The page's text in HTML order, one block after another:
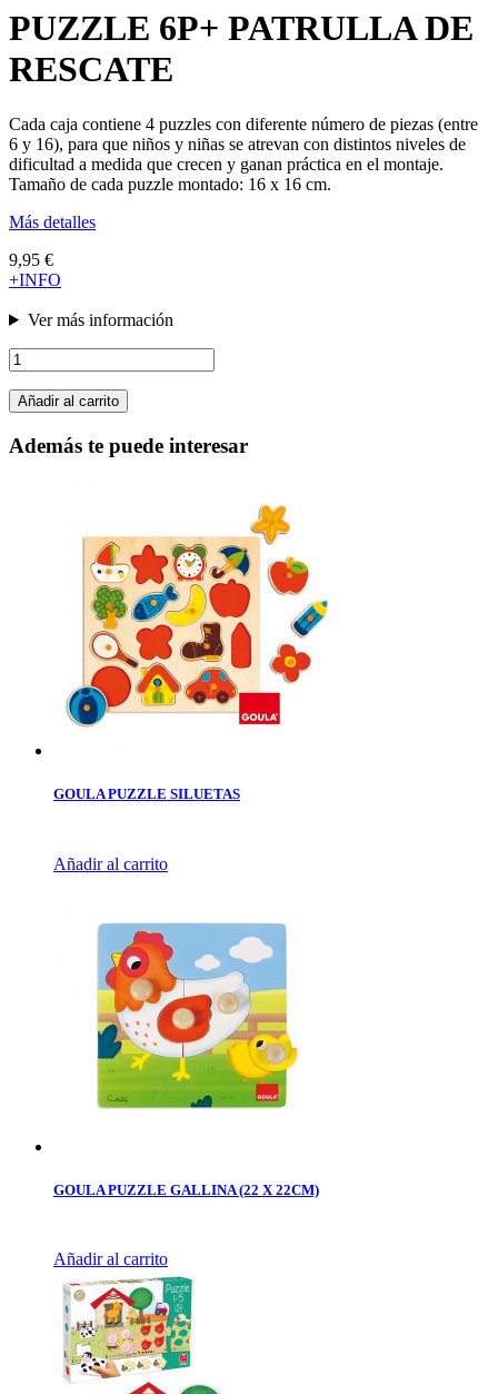
PUZZLE 6P+ PATRULLA DE
RESCATE
Cada caja contiene 4 puzzles con diferente número de piezas (entre
6 y 16), para que niños y niñas se atrevan con distintos niveles de
dificultad a medida que crecen y ganan práctica en el montaje.
Tamaño de cada puzzle montado: 16 x 16 cm.
Más detalles
9,95 €
+INFO
Ver más información
Añadir al carrito
Además te puede interesar
GOULA PUZZLE SILUETAS
Añadir al carrito
GOULA PUZZLE GALLINA (22 X 22CM)
Añadir al carrito